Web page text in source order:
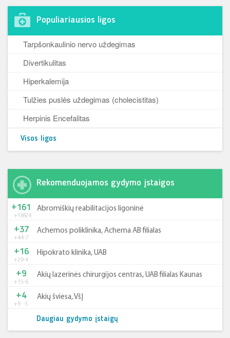
Populiariausios ligos
Tarpšonkaulinio nervo uždegimas
Divertikulitas
Hiperkalemija
Tulžies puslės uždegimas (cholecistitas)
Herpinis Encefalitas
Visos ligos
Rekomenduojamos gydymo įstaigos
+185-24
+161 Abromiškių reabilitacijos ligoninė
+44-7
+37 Achemos poliklinika, Achema AB filialas
+20-4
+16 Hipokrato klinika, UAB
+15-6
+9 Akių lazerinės chirurgijos centras, UAB filialas Kaunas
+9 -5
+4 Akių šviesa, VšĮ
Daugiau gydymo įstaigų